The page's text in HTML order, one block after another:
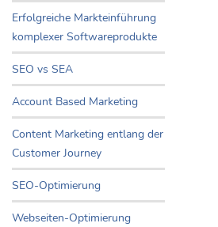
Erfolgreiche Markteinführung
komplexer Softwareprodukte
SEO vs SEA
Account Based Marketing
Content Marketing entlang der
Customer Journey
SEO-Optimierung
Webseiten-Optimierung